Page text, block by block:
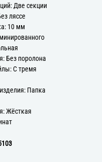
Две секции
ляссе
10 мм
Без поролона
С тремя
Папка
Жёсткая